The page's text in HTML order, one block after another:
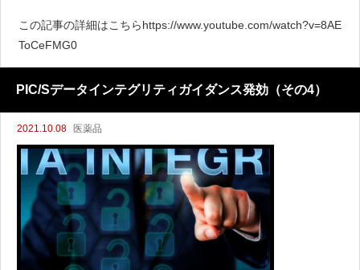
この記事の詳細はこちらhttps://www.youtube.com/watch?v=8AE
ToCeFMG0
PIC/Sデータインテグリティガイダンス発効（その4）
2021.10.08 医薬品